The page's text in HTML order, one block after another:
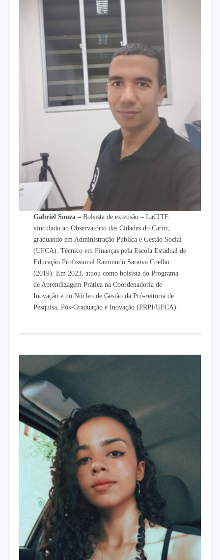
Gabriel Souza – Bolsista de extensão – LaCITE
vinculado ao Observatório das Cidades do Cariri,
graduando em Administração Pública e Gestão Social
(UFCA). Técnico em Finanças pela Escola Estadual de
Educação Profissional Raimundo Saraiva Coelho
(2019). Em 2023, atuou como bolsista do Programa
de Aprendizagem Prática na Coordenadoria de
Inovação e no Núcleo de Gestão da Pró-reitoria de
Pesquisa, Pós-Graduação e Inovação (PRPI/UFCA).